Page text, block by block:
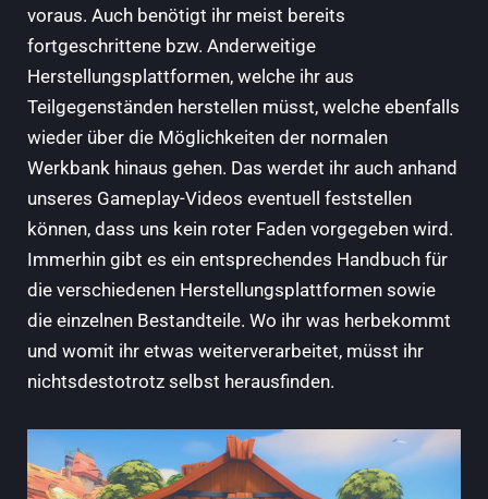
voraus. Auch benötigt ihr meist bereits
fortgeschrittene bzw. Anderweitige
Herstellungsplattformen, welche ihr aus
Teilgegenständen herstellen müsst, welche ebenfalls
wieder über die Möglichkeiten der normalen
Werkbank hinaus gehen. Das werdet ihr auch anhand
unseres Gameplay-Videos eventuell feststellen
können, dass uns kein roter Faden vorgegeben wird.
Immerhin gibt es ein entsprechendes Handbuch für
die verschiedenen Herstellungsplattformen sowie
die einzelnen Bestandteile. Wo ihr was herbekommt
und womit ihr etwas weiterverarbeitet, müsst ihr
nichtsdestotrotz selbst herausfinden.